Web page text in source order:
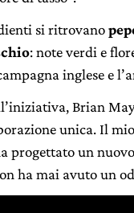
si ritrovano
: note verdi e
inglese e
Brian
unica. Il
progettato un
ha mai avuto un